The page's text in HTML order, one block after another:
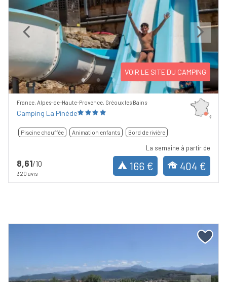
Next
VOIR LE SITE DU CAMPING
France, Alpes-de-Haute-Provence, Gréoux les Bains
Camping La Pinède
Piscine chauffée Animation enfants Bord de rivière
8,61/10
320 avis
La semaine à partir de
166 € 404 €